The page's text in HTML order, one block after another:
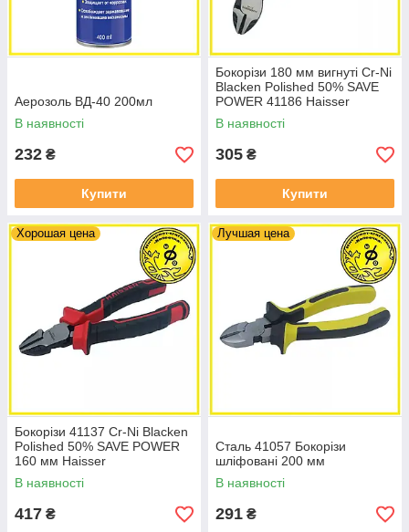
Аерозоль ВД-40 200мл
В наявності
232 ₴
Купити
Бокорізи 180 мм вигнуті Cr-Ni
Blacken Polished 50% SAVE
POWER 41186 Haisser
В наявності
305 ₴
Купити
Хорошая цена
Бокорізи 41137 Cr-Ni Blacken
Polished 50% SAVE POWER
160 мм Haisser
В наявності
417 ₴
Лучшая цена
Сталь 41057 Бокорізи
шліфовані 200 мм
В наявності
291 ₴